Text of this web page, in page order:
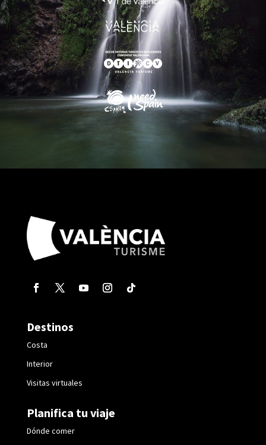
Destinos
Costa
Interior
Visitas virtuales
Planifica tu viaje
Dónde comer